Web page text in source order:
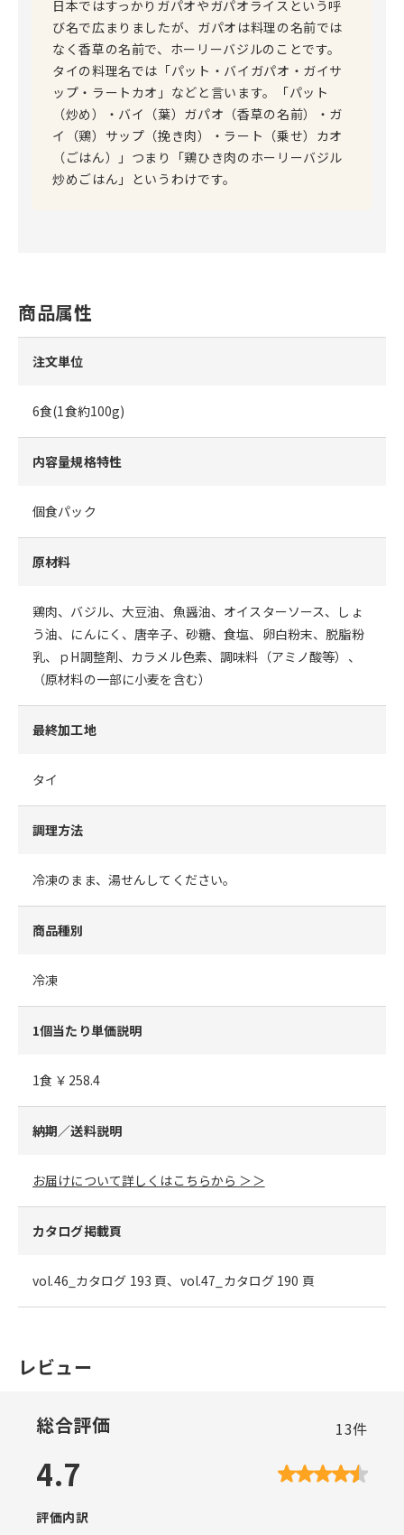
日本ではすっかりガパオやガパオライスという呼
び名で広まりましたが、ガパオは料理の名前では
なく香草の名前で、ホーリーバジルのことです。
タイの料理名では「パット・バイガパオ・ガイサ
ップ・ラートカオ」などと言います。「パット
（炒め）・バイ（葉）ガパオ（香草の名前）・ガ
イ（鶏）サップ（挽き肉）・ラート（乗せ）カオ
（ごはん）」つまり「鶏ひき肉のホーリーバジル
炒めごはん」というわけです。
商品属性
注文単位
6食(1食約100g)
内容量規格特性
個食パック
原材料
鶏肉、バジル、大豆油、魚醤油、オイスターソース、しょ
う油、にんにく、唐辛子、砂糖、食塩、卵白粉末、脱脂粉
乳、ｐH調整剤、カラメル色素、調味料（アミノ酸等）、
（原材料の一部に小麦を含む）
最終加工地
タイ
調理方法
冷凍のまま、湯せんしてください。
商品種別
冷凍
1個当たり単価説明
1食 ￥258.4
納期／送料説明
お届けについて詳しくはこちらから ＞＞
カタログ掲載頁
vol.46_カタログ 193 頁、vol.47_カタログ 190 頁
レビュー
総合評価 13件
4.7
評価内訳